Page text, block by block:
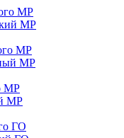
МР
МР
МР
МР
МР
МР
ГО